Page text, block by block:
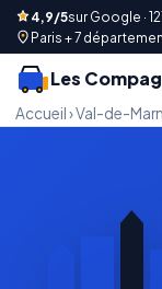
4,9/5sur Google ·
Paris + 7
Les
Accueil›Val-de-